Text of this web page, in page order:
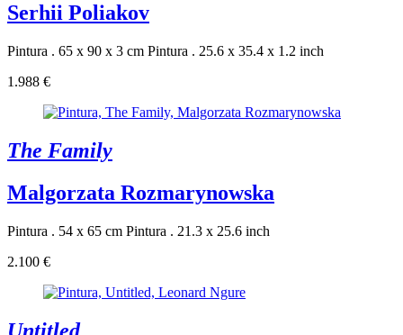
Serhii Poliakov
Pintura . 65 x 90 x 3 cm Pintura . 25.6 x 35.4 x 1.2 inch
1.988 €
The Family
Malgorzata Rozmarynowska
Pintura . 54 x 65 cm Pintura . 21.3 x 25.6 inch
2.100 €